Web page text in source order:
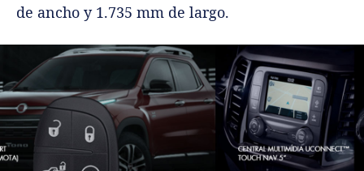
de ancho y 1.735 mm de largo.